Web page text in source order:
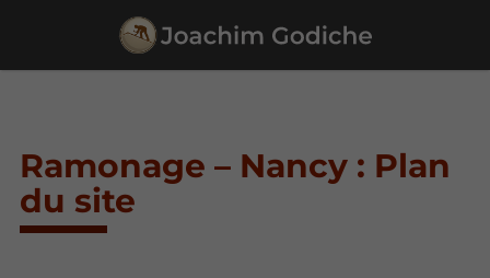
Ramonage – Nancy : Plan
du site